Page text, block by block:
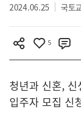
2024.06.25 국토
5
청년과 신혼,
입주자 모집 신